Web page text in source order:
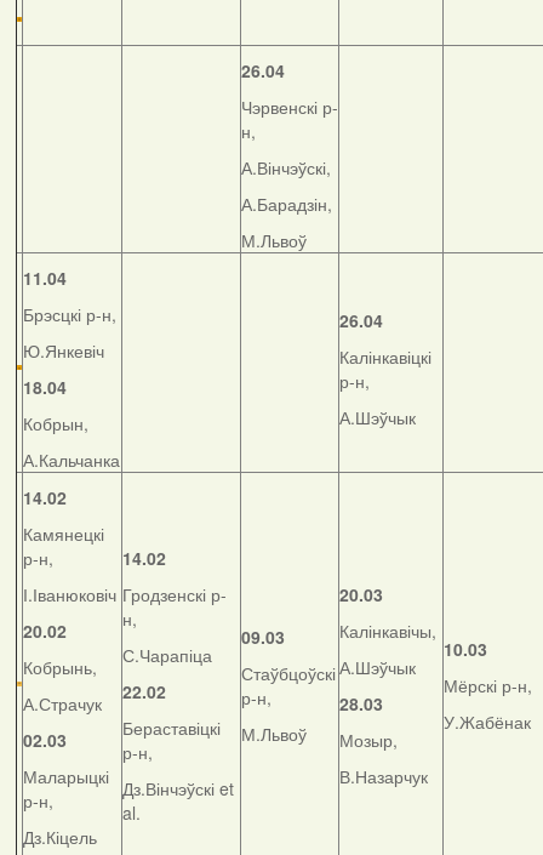
26.04
Чэрвенскі р-
н,
А.Вінчэўскі,
А.Барадзін,
М.Львоў
11.04
Брэсцкі р-н,
Ю.Янкевіч
18.04
Кобрын,
А.Кальчанка
26.04
Калінкавіцкі
р-н,
А.Шэўчык
14.02
Камянецкі
р-н,
І.Іванюковіч
20.02
Кобрынь,
А.Страчук
02.03
Маларыцкі
р-н,
Дз.Кіцель
14.02
Гродзенскі р-
н,
С.Чарапіца
22.02
Бераставіцкі
р-н,
Дз.Вінчэўскі et
al.
09.03
Стаўбцоўскі
р-н,
М.Львоў
20.03
Калінкавічы,
А.Шэўчык
28.03
Мозыр,
В.Назарчук
10.03
Мёрскі р-н,
У.Жабёнак